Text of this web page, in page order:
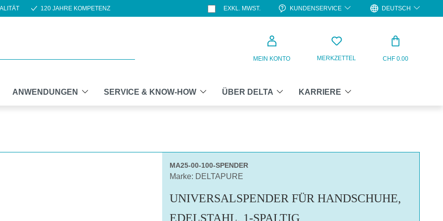
120 JAHRE KOMPETENZ EXKL. MWST. KUNDENSERVICE DEUTSCH
MEIN KONTO MERKZETTEL CHF 0.00
ANWENDUNGEN SERVICE & KNOW-HOW ÜBER DELTA KARRIERE
MA25-00-100-SPENDER
Marke: DELTAPURE
UNIVERSALSPENDER FÜR HANDSCHUHE,
EDELSTAHL, 1-SPALTIG